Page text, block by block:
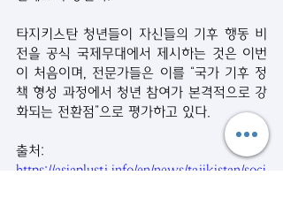
타지키스탄 청년들이 자신들의 기후 행동 비
전을 공식 국제무대에서 제시하는 것은 이번
이 처음이며, 전문가들은 이를 “국가 기후 정
책 형성 과정에서 청년 참여가 본격적으로 강
화되는 전환점”으로 평가하고 있다.
https://asiaplustj.info/en/news/tajikistan/soci